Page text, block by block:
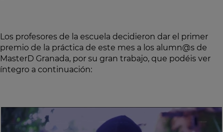
Los profesores de la escuela decidieron dar el primer
premio de la práctica de este mes a los alumn@s de
MasterD Granada, por su gran trabajo, que podéis ver
íntegro a continuación: